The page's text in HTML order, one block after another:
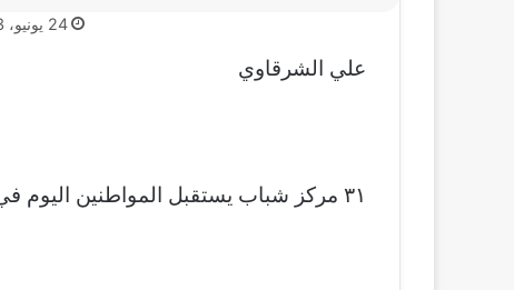
24 يونيو، 2023
علي الشرقاوي
٣١ مركز شباب يستقبل المواطنين اليوم في تمام الخامسة عصرا لتوزيع الملابس بالمجان.